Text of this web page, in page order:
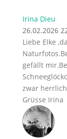
Irina Dieu
26.02.2026
Liebe Elke
gefällt
zwar
Grüsse Irina